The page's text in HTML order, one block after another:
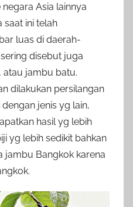
Asia lainnya
saat ini telah
luas di daerah-
disebut juga
atau jambu batu.
dilakukan persilangan
jenis yg lain,
hasil yg lebih
yg lebih sedikit bahkan
jambu Bangkok karena